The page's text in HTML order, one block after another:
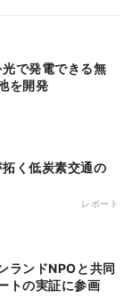
を開発
レポート
ランドNPOと共同
トの実証に参画